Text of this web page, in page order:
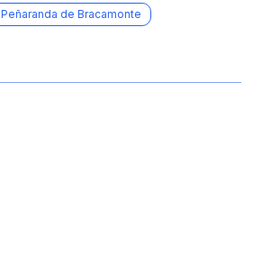
Peñaranda de Bracamonte